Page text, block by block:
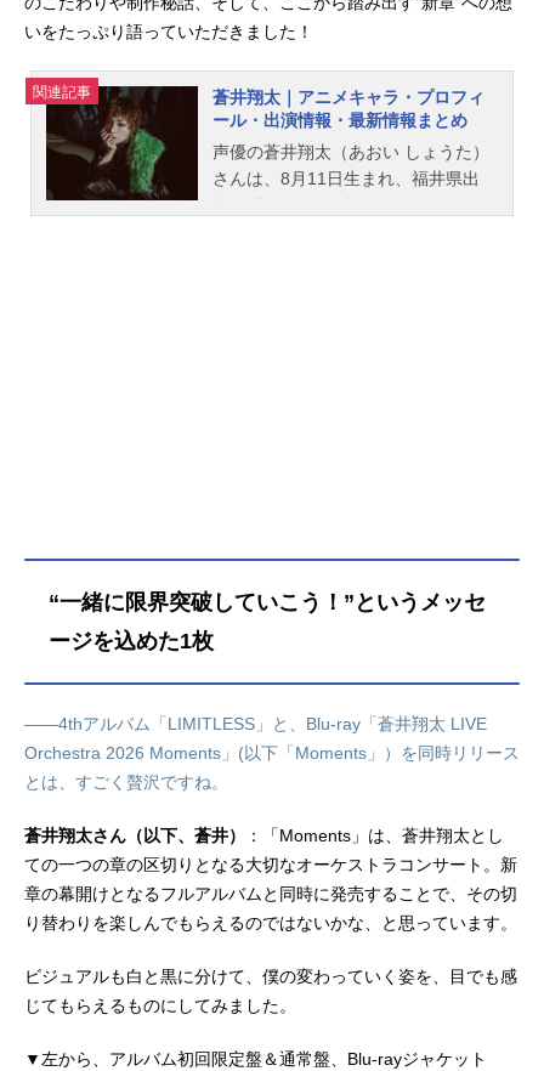
いをたっぷり語っていただきました！
関連記事
蒼井翔太｜アニメキャラ・プロフィ
ール・出演情報・最新情報まとめ
声優の蒼井翔太（あおい しょうた）
さんは、8月11日生まれ、福井県出
“一緒に限界突破していこう！”というメッセ
ージを込めた1枚
――4thアルバム「LIMITLESS」と、Blu-ray「蒼井翔太 LIVE
Orchestra 2026 Moments」(以下「Moments」）を同時リリース
とは、すごく贅沢ですね。
蒼井翔太さん（以下、蒼井）
：「Moments」は、蒼井翔太とし
ての一つの章の区切りとなる大切なオーケストラコンサート。新
章の幕開けとなるフルアルバムと同時に発売することで、その切
り替わりを楽しんでもらえるのではないかな、と思っています。
ビジュアルも白と黒に分けて、僕の変わっていく姿を、目でも感
じてもらえるものにしてみました。
▼左から、アルバム初回限定盤＆通常盤、Blu-rayジャケット